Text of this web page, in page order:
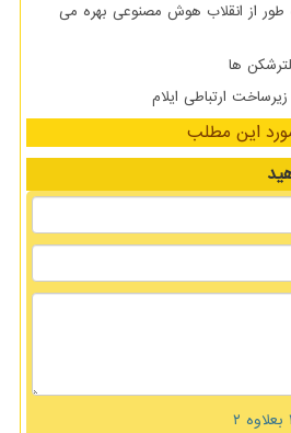
از انقلاب هوش مصنوعی بهره می
ها
ارتباطی ایلام
این مطلب